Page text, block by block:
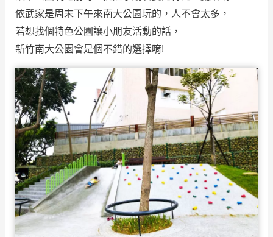
依武家是周末下午來南大公園玩的，人不會太多，
若想找個特色公園讓小朋友活動的話，
新竹南大公園會是個不錯的選擇唷!